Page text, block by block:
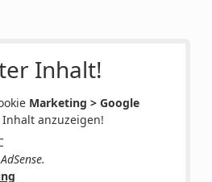
Inhalt!
Marketing > Google
anzuzeigen!